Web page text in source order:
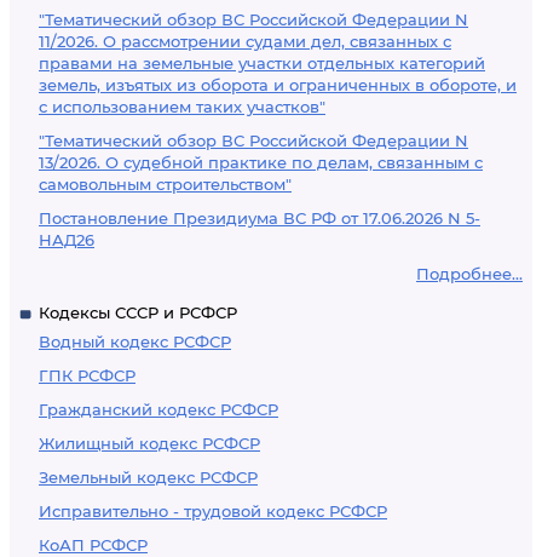
"Тематический обзор ВС Российской Федерации N
11/2026. О рассмотрении судами дел, связанных с
правами на земельные участки отдельных категорий
земель, изъятых из оборота и ограниченных в обороте, и
с использованием таких участков"
"Тематический обзор ВС Российской Федерации N
13/2026. О судебной практике по делам, связанным с
самовольным строительством"
Постановление Президиума ВС РФ от 17.06.2026 N 5-
НАД26
Подробнее...
Кодексы СССР и РСФСР
Водный кодекс РСФСР
ГПК РСФСР
Гражданский кодекс РСФСР
Жилищный кодекс РСФСР
Земельный кодекс РСФСР
Исправительно - трудовой кодекс РСФСР
КоАП РСФСР